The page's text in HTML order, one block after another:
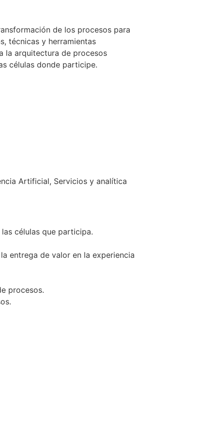
de los procesos para
técnicas y herramientas
la arquitectura de procesos
células donde participe.
Artificial, Servicios y analítica
células que participa.
entrega de valor en la experiencia
procesos.